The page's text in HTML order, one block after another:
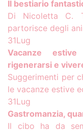
Il bestiario
Di Nicoletta C.
partorisce degli
31Lug
Vacanze
rigenerarsi e
Suggerimenti per
le vacanze estive
31Lug
Gastromanzia,
Il cibo ha da